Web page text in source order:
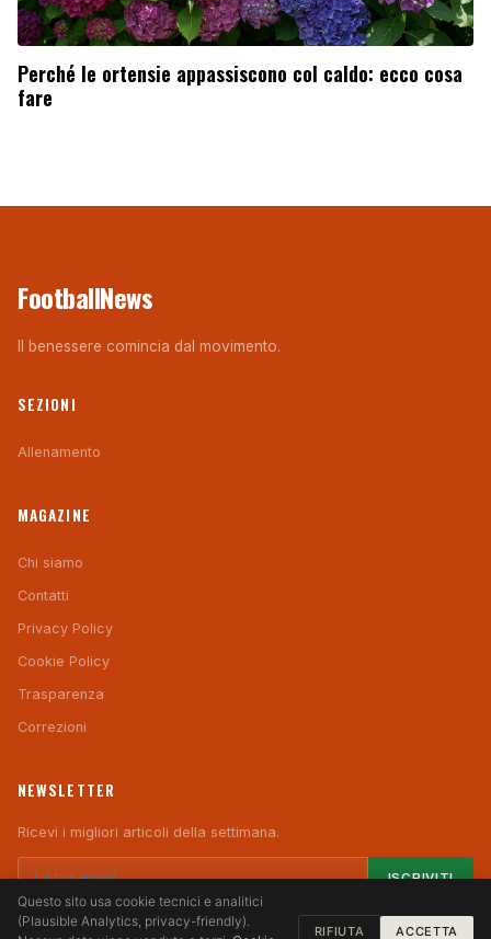
Perché le ortensie appassiscono col caldo: ecco cosa
fare
FootballNews
Il benessere comincia dal movimento.
SEZIONI
Allenamento
MAGAZINE
Chi siamo
Contatti
Privacy Policy
Cookie Policy
Trasparenza
Correzioni
NEWSLETTER
Ricevi i migliori articoli della settimana.
ISCRIVITI
Questo sito usa cookie tecnici e analitici
(Plausible Analytics, privacy-friendly).
RIFIUTA ACCETTA